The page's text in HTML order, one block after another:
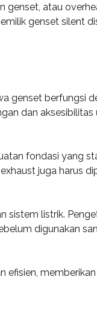
genset, atau
genset silent
genset berfungsi
dan
fondasi yang
juga harus
sistem listrik.
digunakan
efisien,